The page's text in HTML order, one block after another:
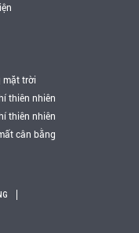
mặt trời
thiên nhiên
thiên nhiên
cân bằng